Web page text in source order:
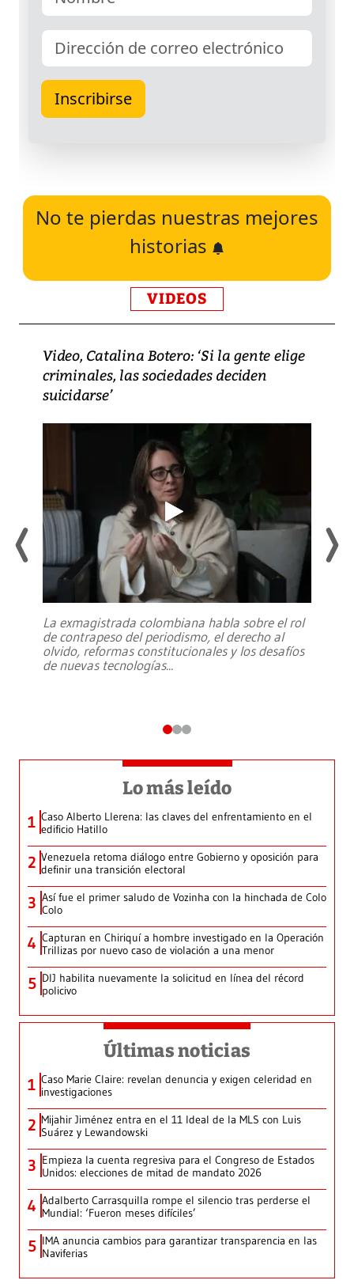
No te pierdas nuestras mejores
historias
VIDEOS
Video, Catalina Botero: ‘Si la gente elige
criminales, las sociedades deciden
suicidarse’
La exmagistrada colombiana habla sobre el rol
de contrapeso del periodismo, el derecho al
olvido, reformas constitucionales y los desafíos
de nuevas tecnologías...
Lo más leído
1 Caso Alberto Llerena: las claves del enfrentamiento en el
edificio Hatillo
2 Venezuela retoma diálogo entre Gobierno y oposición para
definir una transición electoral
3 Así fue el primer saludo de Vozinha con la hinchada de Colo
Colo
4 Capturan en Chiriquí a hombre investigado en la Operación
Trillizas por nuevo caso de violación a una menor
5 DIJ habilita nuevamente la solicitud en línea del récord
policivo
Últimas noticias
1 Caso Marie Claire: revelan denuncia y exigen celeridad en
investigaciones
2 Mijahir Jiménez entra en el 11 Ideal de la MLS con Luis
Suárez y Lewandowski
3 Empieza la cuenta regresiva para el Congreso de Estados
Unidos: elecciones de mitad de mandato 2026
4 Adalberto Carrasquilla rompe el silencio tras perderse el
Mundial: ‘Fueron meses difíciles’
5 IMA anuncia cambios para garantizar transparencia en las
Naviferias